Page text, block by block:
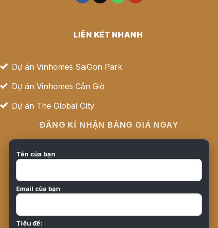
LIÊN KẾT NHANH
Dự án Vinhomes SaiGon Park
Dự án Vinhomes Cần Giờ
Dự án The Global CIty
ĐĂNG KÍ NHẬN BẢNG GIÁ NGAY
Tên của bạn
Email của bạn
Tiêu đề: